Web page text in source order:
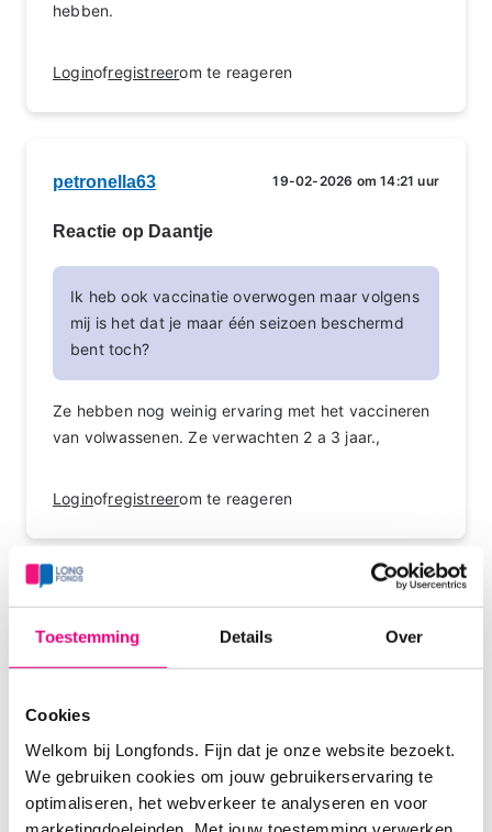
Toestemming Details Over
Cookies
Welkom bij Longfonds. Fijn dat je onze website bezoekt.
We gebruiken cookies om jouw gebruikerservaring te
optimaliseren, het webverkeer te analyseren en voor
hebben.
Loginofregistreerom te reageren
petronella63 19-02-2026 om 14:21 uur
Reactie op Daantje
Ik heb ook vaccinatie overwogen maar volgens
mij is het dat je maar één seizoen beschermd
bent toch?
Ze hebben nog weinig ervaring met het vaccineren
van volwassenen. Ze verwachten 2 a 3 jaar.,
Loginofregistreerom te reageren
Lies46 02-03-2026 om 08:12 uur
Login ofregistreer om te reageren